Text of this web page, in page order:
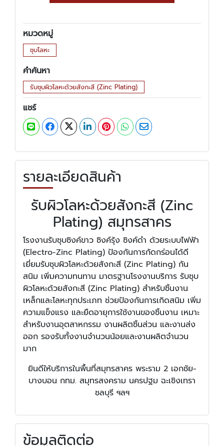
หมวดหมู่
ชุบโลหะ
คำค้นหา
รับชุบผิวโลหะด้วยสังกะสี (Zinc Plating)
แชร์
รายละเอียดสินค้า
รับผิวโลหะด้วยสังกะสี (Zinc
Plating) สมุทรสาคร
โรงงานรับชุบซิงค์ขาว ซิงค์รุ้ง ซิงค์ดำ ด้วยระบบไฟฟ้า
(Electro-Zinc Plating) ป้องกันการกัดกร่อนได้ดี
เยี่ยมรับชุบผิวโลหะด้วยสังกะสี (Zinc Plating) กัน
สนิม เพิ่มความทนทาน มาตรฐานโรงงานบริการ รับชุบ
ผิวโลหะด้วยสังกะสี (Zinc Plating) สำหรับชิ้นงาน
เหล็กและโลหะทุกประเภท ช่วยป้องกันการเกิดสนิม เพิ่ม
ความแข็งแรง และยืดอายุการใช้งานของชิ้นงาน เหมาะ
สำหรับงานอุตสาหกรรม งานผลิตชิ้นส่วน และงานส่ง
ออก รองรับทั้งงานจำนวนน้อยและงานผลิตจำนวน
มาก
ยินดีให้บริการในพื้นที่สมุทรสาคร พระราม 2 เอกชัย-
บางบอน กทม. สมุทรสงคราม นครปฐม ฉะเชิงเทรา
ชลบุรี ฯลฯ
ข้อมูลติดต่อ